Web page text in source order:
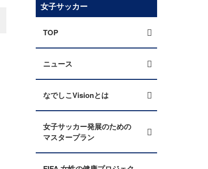
女子サッカー
TOP
ニュース
なでしこVisionとは
女子サッカー発展のための
マスタープラン